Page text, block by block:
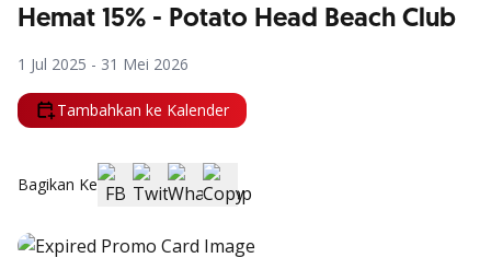
Hemat 15% - Potato Head Beach Club
1 Jul 2025 - 31 Mei 2026
Tambahkan ke Kalender
Bagikan Ke